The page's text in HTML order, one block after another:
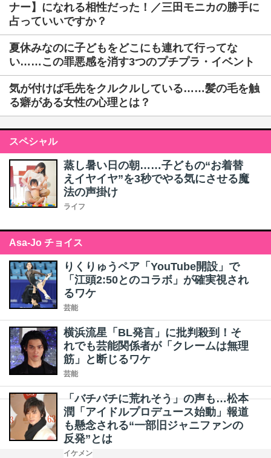
ナー】になれる相性だった！／三田モニカの勝手に
占っていいですか？
夏休みなのに子どもをどこにも連れて行ってな
い……この罪悪感を消す3つのプチプラ・イベント
気が付けば毛先をクルクルしている……髪の毛を触
る癖がある女性の心理とは？
スペシャル
蒸し暑い日の朝……子どもの“お着替
えイヤイヤ”を3秒でやる気にさせる魔
法の声掛け
ライフ
Asa-Jo チョイス
りくりゅうペア「YouTube開設」で
「江頭2:50とのコラボ」が確実視され
るワケ
芸能
横浜流星「BL発言」に批判殺到！そ
れでも芸能関係者が「クレームは無理
筋」と断じるワケ
芸能
「バチバチに荒れそう」の声も…松本
潤「アイドルプロデュース始動」報道
も懸念される“一部旧ジャニファンの
反発”とは
イケメン